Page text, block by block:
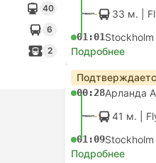
40
6
2
33 м. |
01:01
Подробнее
00:28Арланда
41 м. |
01:09
Подробнее